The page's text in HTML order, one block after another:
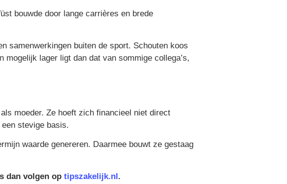
bouwde door lange carrières en brede
samenwerkingen buiten de sport. Schouten koos
lager ligt dan dat van sommige collega’s,
moeder. Ze hoeft zich financieel niet direct
stevige basis.
waarde genereren. Daarmee bouwt ze gestaag
dan volgen op tipszakelijk.nl.